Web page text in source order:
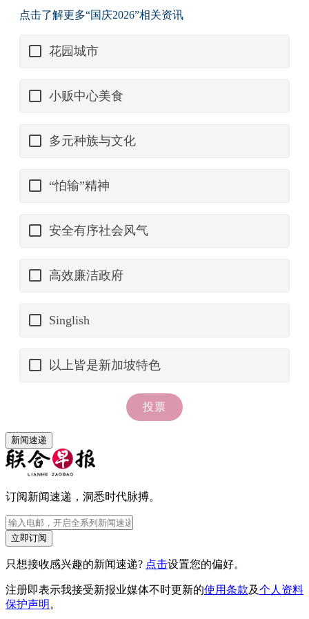
新闻速递
订阅新闻速递，洞悉时代脉搏。
立即订阅
只想接收感兴趣的新闻速递? 点击设置您的偏好。
注册即表示我接受新报业媒体不时更新的使用条款及个人资料
保护声明 。